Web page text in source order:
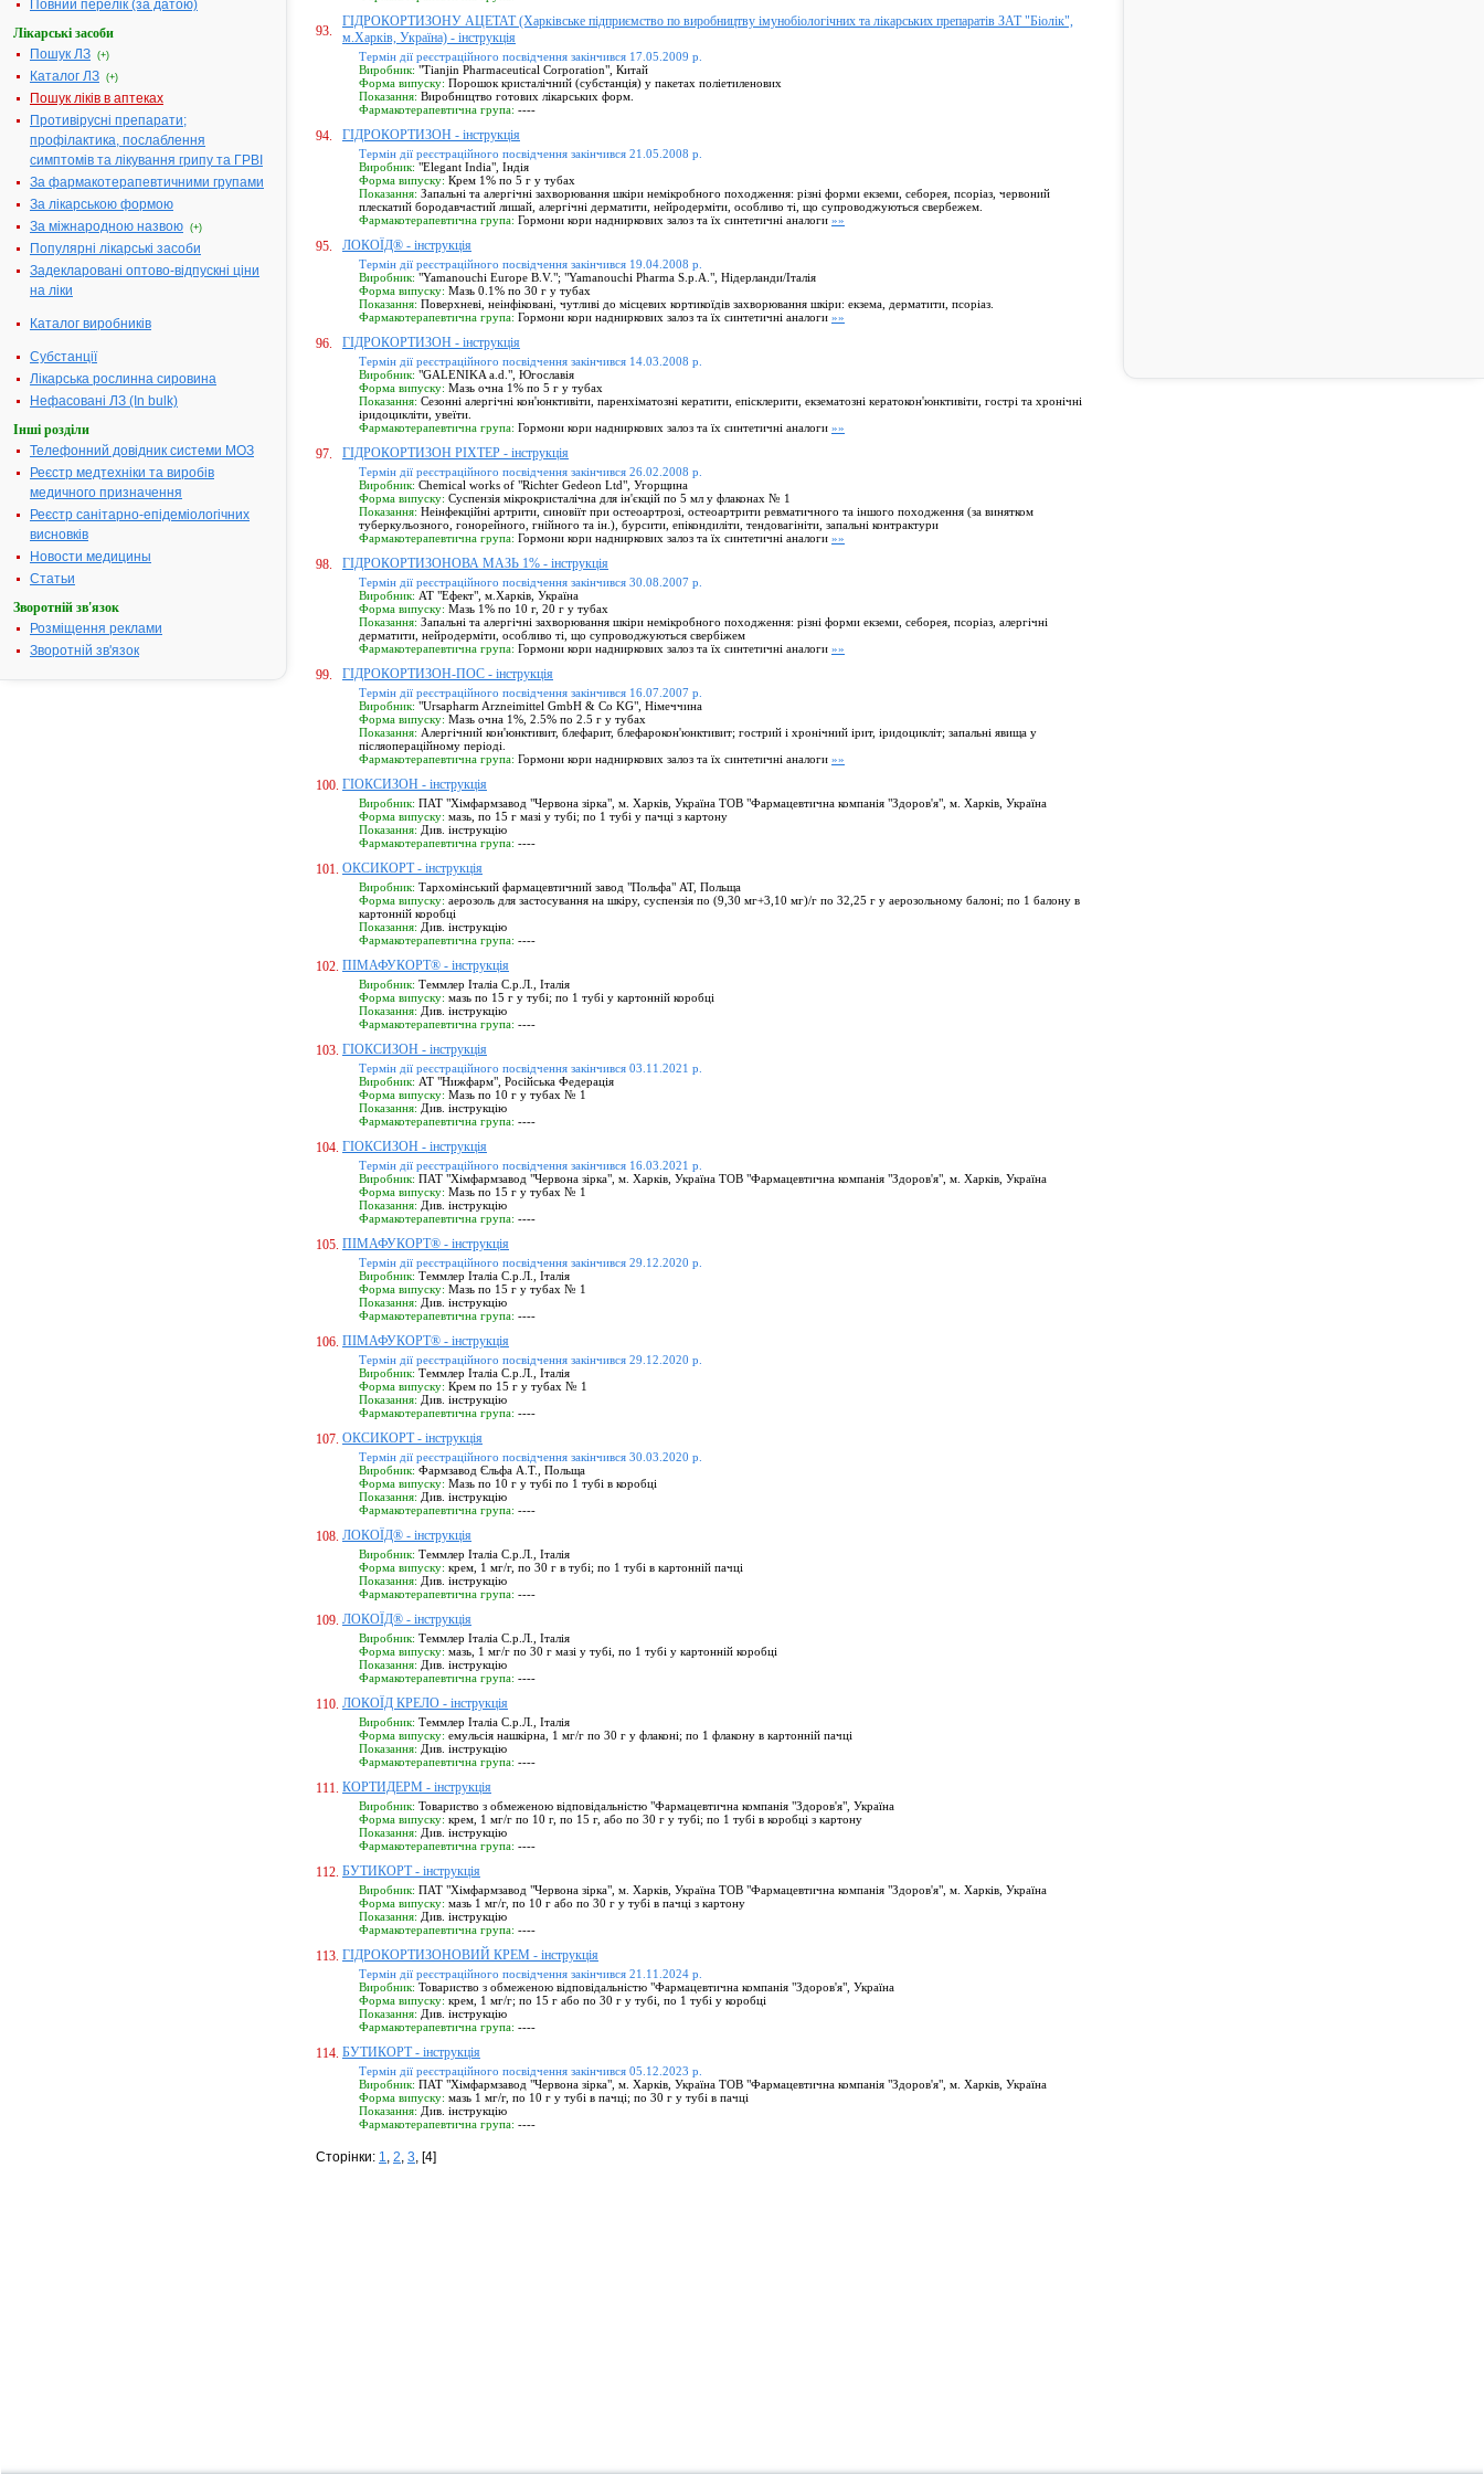
Повний перелік (за датою)
Лікарські засоби
Пошук ЛЗ (+)
Каталог ЛЗ (+)
Пошук ліків в аптеках
Противірусні препарати;
профілактика, послаблення
симптомів та лікування грипу та ГРВІ
За фармакотерапевтичними групами
За лікарською формою
За міжнародною назвою (+)
Популярні лікарські засоби
Задекларовані оптово-відпускні ціни
на ліки
Каталог виробників
Субстанції
Лікарська рослинна сировина
Нефасовані ЛЗ (In bulk)
Інші розділи
Телефонний довідник системи МОЗ
Реєстр медтехніки та виробів
медичного призначення
Реєстр санітарно-епідеміологічних
висновків
Новости медицины
Статьи
Зворотній зв'язок
Розміщення реклами
Зворотній зв'язок
93.
ГІДРОКОРТИЗОНУ АЦЕТАТ (Харківське підприємство по виробництву імунобіологічних та лікарських препаратів ЗАТ "Біолік",
м.Харків, Україна) - інструкція
Термін дії реєстраційного посвідчення закінчився 17.05.2009 р.
Виробник: "Tianjin Pharmaceutical Corporation", Китай
Форма випуску: Порошок кристалічний (субстанція) у пакетах поліетиленових
Показання: Виробництво готових лікарських форм.
Фармакотерапевтична група: ----
94. ГІДРОКОРТИЗОН - інструкція
Термін дії реєстраційного посвідчення закінчився 21.05.2008 р.
Виробник: "Elegant India", Індія
Форма випуску: Крем 1% по 5 г у тубах
Показання: Запальні та алергічні захворювання шкіри немікробного походження: різні форми екземи, себорея, псоріаз, червоний
плескатий бородавчастий лишай, алергічні дерматити, нейродерміти, особливо ті, що супроводжуються свербежем.
Фармакотерапевтична група: Гормони кори надниркових залоз та їх синтетичні аналоги »»
95. ЛОКОЇД® - інструкція
Термін дії реєстраційного посвідчення закінчився 19.04.2008 р.
Виробник: "Yamanouchi Europe B.V."; "Yamanouchi Pharma S.p.A.", Нідерланди/Італія
Форма випуску: Мазь 0.1% по 30 г у тубах
Показання: Поверхневі, неінфіковані, чутливі до місцевих кортикоїдів захворювання шкіри: екзема, дерматити, псоріаз.
Фармакотерапевтична група: Гормони кори надниркових залоз та їх синтетичні аналоги »»
96. ГІДРОКОРТИЗОН - інструкція
Термін дії реєстраційного посвідчення закінчився 14.03.2008 р.
Виробник: "GALENIKA a.d.", Югославія
Форма випуску: Мазь очна 1% по 5 г у тубах
Показання: Сезонні алергічні кон'юнктивіти, паренхіматозні кератити, епісклерити, екзематозні кератокон'юнктивіти, гострі та хронічні
іридоцикліти, увеїти.
Фармакотерапевтична група: Гормони кори надниркових залоз та їх синтетичні аналоги »»
97. ГІДРОКОРТИЗОН РІХТЕР - інструкція
Термін дії реєстраційного посвідчення закінчився 26.02.2008 р.
Виробник: Chemical works of "Richter Gedeon Ltd", Угорщина
Форма випуску: Суспензія мікрокристалічна для ін'єкцій по 5 мл у флаконах № 1
Показання: Неінфекційні артрити, синовіїт при остеоартрозі, остеоартрити ревматичного та іншого походження (за винятком
туберкульозного, гонорейного, гнійного та ін.), бурсити, епікондиліти, тендовагініти, запальні контрактури
Фармакотерапевтична група: Гормони кори надниркових залоз та їх синтетичні аналоги »»
98. ГІДРОКОРТИЗОНОВА МАЗЬ 1% - інструкція
Термін дії реєстраційного посвідчення закінчився 30.08.2007 р.
Виробник: АТ "Ефект", м.Харків, Україна
Форма випуску: Мазь 1% по 10 г, 20 г у тубах
Показання: Запальні та алергічні захворювання шкіри немікробного походження: різні форми екземи, себорея, псоріаз, алергічні
дерматити, нейродерміти, особливо ті, що супроводжуються свербіжем
Фармакотерапевтична група: Гормони кори надниркових залоз та їх синтетичні аналоги »»
99. ГІДРОКОРТИЗОН-ПОС - інструкція
Термін дії реєстраційного посвідчення закінчився 16.07.2007 р.
Виробник: "Ursapharm Arzneimittel GmbH & Co KG", Німеччина
Форма випуску: Мазь очна 1%, 2.5% по 2.5 г у тубах
Показання: Алергічний кон'юнктивит, блефарит, блефарокон'юнктивит; гострий і хронічний ірит, іридоцикліт; запальні явища у
післяопераційному періоді.
Фармакотерапевтична група: Гормони кори надниркових залоз та їх синтетичні аналоги »»
100. ГІОКСИЗОН - інструкція
Виробник: ПАТ "Хімфармзавод "Червона зірка", м. Харків, Україна ТОВ "Фармацевтична компанія "Здоров'я", м. Харків, Україна
Форма випуску: мазь, по 15 г мазі у тубі; по 1 тубі у пачці з картону
Показання: Див. інструкцію
Фармакотерапевтична група: ----
101. ОКСИКОРТ - інструкція
Виробник: Тархомінський фармацевтичний завод "Польфа" АТ, Польща
Форма випуску: аерозоль для застосування на шкіру, суспензія по (9,30 мг+3,10 мг)/г по 32,25 г у аерозольному балоні; по 1 балону в
картонній коробці
Показання: Див. інструкцію
Фармакотерапевтична група: ----
102. ПІМАФУКОРТ® - інструкція
Виробник: Теммлер Італіа С.р.Л., Італія
Форма випуску: мазь по 15 г у тубі; по 1 тубі у картонній коробці
Показання: Див. інструкцію
Фармакотерапевтична група: ----
103. ГІОКСИЗОН - інструкція
Термін дії реєстраційного посвідчення закінчився 03.11.2021 р.
Виробник: АТ "Нижфарм", Російська Федерація
Форма випуску: Мазь по 10 г у тубах № 1
Показання: Див. інструкцію
Фармакотерапевтична група: ----
104. ГІОКСИЗОН - інструкція
Термін дії реєстраційного посвідчення закінчився 16.03.2021 р.
Виробник: ПАТ "Хімфармзавод "Червона зірка", м. Харків, Україна ТОВ "Фармацевтична компанія "Здоров'я", м. Харків, Україна
Форма випуску: Мазь по 15 г у тубах № 1
Показання: Див. інструкцію
Фармакотерапевтична група: ----
105. ПІМАФУКОРТ® - інструкція
Термін дії реєстраційного посвідчення закінчився 29.12.2020 р.
Виробник: Теммлер Італіа С.р.Л., Італія
Форма випуску: Мазь по 15 г у тубах № 1
Показання: Див. інструкцію
Фармакотерапевтична група: ----
106. ПІМАФУКОРТ® - інструкція
Термін дії реєстраційного посвідчення закінчився 29.12.2020 р.
Виробник: Теммлер Італіа С.р.Л., Італія
Форма випуску: Крем по 15 г у тубах № 1
Показання: Див. інструкцію
Фармакотерапевтична група: ----
107. ОКСИКОРТ - інструкція
Термін дії реєстраційного посвідчення закінчився 30.03.2020 р.
Виробник: Фармзавод Єльфа A.Т., Польща
Форма випуску: Мазь по 10 г у тубі по 1 тубі в коробці
Показання: Див. інструкцію
Фармакотерапевтична група: ----
108. ЛОКОЇД® - інструкція
Виробник: Теммлер Італіа С.р.Л., Італія
Форма випуску: крем, 1 мг/г, по 30 г в тубі; по 1 тубі в картонній пачці
Показання: Див. інструкцію
Фармакотерапевтична група: ----
109. ЛОКОЇД® - інструкція
Виробник: Теммлер Італіа С.р.Л., Італія
Форма випуску: мазь, 1 мг/г по 30 г мазі у тубі, по 1 тубі у картонній коробці
Показання: Див. інструкцію
Фармакотерапевтична група: ----
110. ЛОКОЇД КРЕЛО - інструкція
Виробник: Теммлер Італіа С.р.Л., Італія
Форма випуску: емульсія нашкірна, 1 мг/г по 30 г у флаконі; по 1 флакону в картонній пачці
Показання: Див. інструкцію
Фармакотерапевтична група: ----
111. КОРТИДЕРМ - інструкція
Виробник: Товариство з обмеженою відповідальністю "Фармацевтична компанія "Здоров'я", Україна
Форма випуску: крем, 1 мг/г по 10 г, по 15 г, або по 30 г у тубі; по 1 тубі в коробці з картону
Показання: Див. інструкцію
Фармакотерапевтична група: ----
112. БУТИКОРТ - інструкція
Виробник: ПАТ "Хімфармзавод "Червона зірка", м. Харків, Україна ТОВ "Фармацевтична компанія "Здоров'я", м. Харків, Україна
Форма випуску: мазь 1 мг/г, по 10 г або по 30 г у тубі в пачці з картону
Показання: Див. інструкцію
Фармакотерапевтична група: ----
113. ГІДРОКОРТИЗОНОВИЙ КРЕМ - інструкція
Термін дії реєстраційного посвідчення закінчився 21.11.2024 р.
Виробник: Товариство з обмеженою відповідальністю "Фармацевтична компанія "Здоров'я", Україна
Форма випуску: крем, 1 мг/г; по 15 г або по 30 г у тубі, по 1 тубі у коробці
Показання: Див. інструкцію
Фармакотерапевтична група: ----
114. БУТИКОРТ - інструкція
Термін дії реєстраційного посвідчення закінчився 05.12.2023 р.
Виробник: ПАТ "Хімфармзавод "Червона зірка", м. Харків, Україна ТОВ "Фармацевтична компанія "Здоров'я", м. Харків, Україна
Форма випуску: мазь 1 мг/г, по 10 г у тубі в пачці; по 30 г у тубі в пачці
Показання: Див. інструкцію
Фармакотерапевтична група: ----
Сторінки: 1, 2, 3, [4]